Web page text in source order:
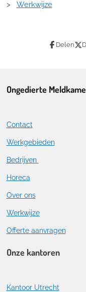
> Werkwijze
Delen
Ongedierte
Contact
Werkgebieden
Bedrijven
Horeca
Over ons
Werkwijze
Offerte aanvragen
Onze kantoren
Kantoor Utrecht